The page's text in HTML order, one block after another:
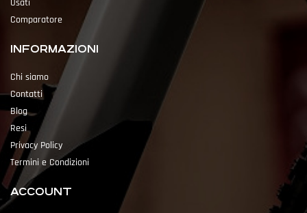
Usati
Comparatore
INFORMAZIONI
Chi siamo
Contatti
Blog
Resi
Privacy Policy
Termini e Condizioni
ACCOUNT